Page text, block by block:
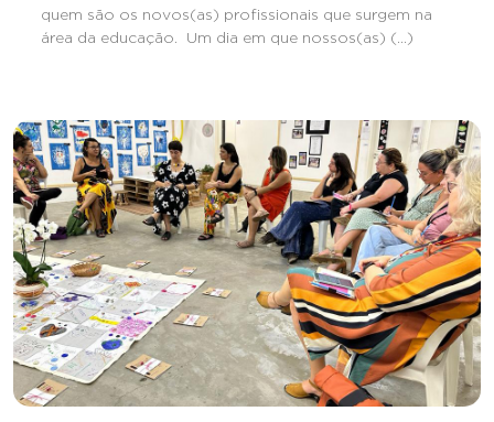
quem são os novos(as) profissionais que surgem na
área da educação. Um dia em que nossos(as) (...)